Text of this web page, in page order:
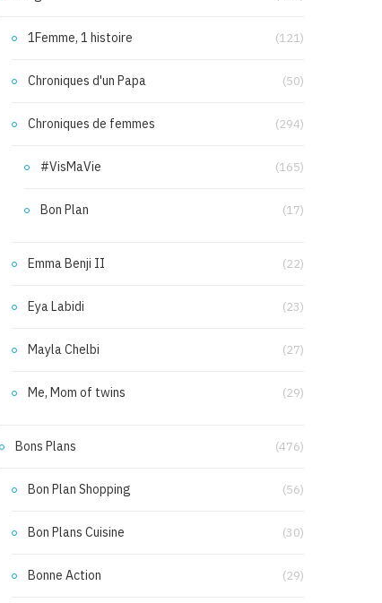
1Femme, 1 histoire (121)
Chroniques d'un Papa (50)
Chroniques de femmes (294)
#VisMaVie (165)
Bon Plan (17)
Emma Benji II (22)
Eya Labidi (23)
Mayla Chelbi (27)
Me, Mom of twins (29)
Bons Plans (476)
Bon Plan Shopping (56)
Bon Plans Cuisine (30)
Bonne Action (29)